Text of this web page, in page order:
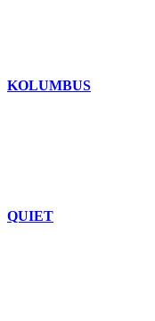
KOLUMBUS
QUIET